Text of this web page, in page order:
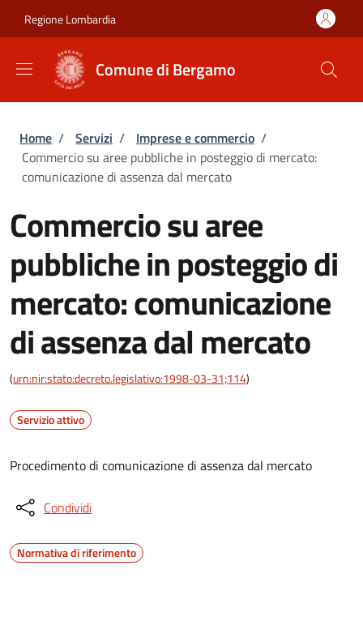
Regione Lombardia
Comune di Bergamo
Briciole di pane
Home / Servizi / Imprese e commercio /
Commercio su aree pubbliche in posteggio di mercato:
comunicazione di assenza dal mercato
Commercio su aree
pubbliche in posteggio di
mercato: comunicazione
di assenza dal mercato
(urn:nir:stato:decreto.legislativo:1998-03-31;114)
Servizio attivo
Procedimento di comunicazione di assenza dal mercato
Condividi
Normativa di riferimento